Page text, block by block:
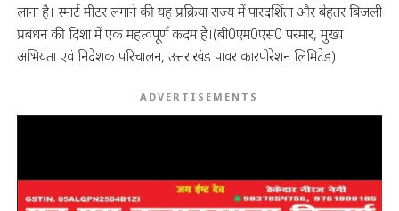
लाना है। स्मार्ट मीटर लगाने की यह प्रक्रिया राज्य में पारदर्शिता और बेहतर बिजली
प्रबंधन की दिशा में एक महत्वपूर्ण कदम है।(बी0एम0एस0 परमार, मुख्य
अभियंता एवं निदेशक परिचालन, उत्तराखंड पावर कारपोरेशन लिमिटेड)
ADVERTISEMENTS